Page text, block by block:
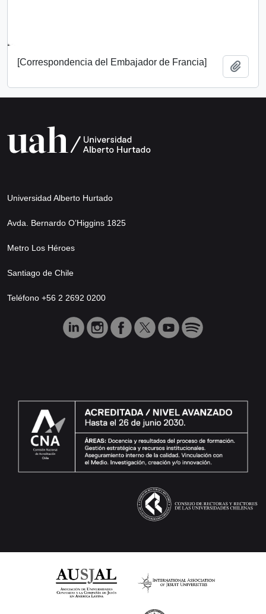
[Correspondencia del Embajador de Francia]
Universidad Alberto Hurtado
Avda. Bernardo O’Higgins 1825
Metro Los Héroes
Santiago de Chile
Teléfono +56 2 2692 0200